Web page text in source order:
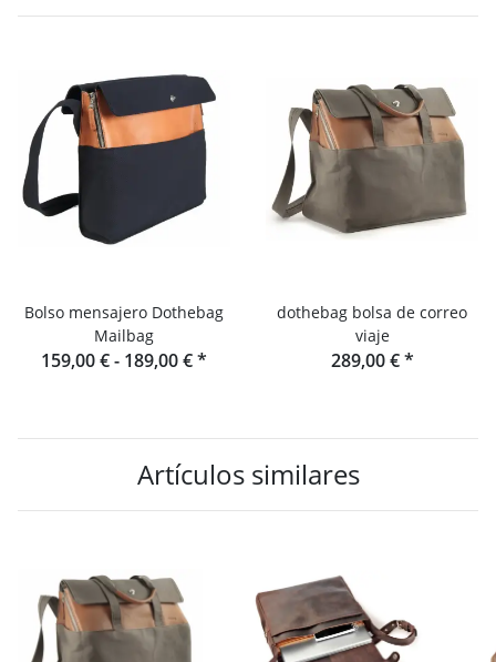
Bolso mensajero Dothebag
Mailbag
159,00 € - 189,00 €*
dothebag bolsa de correo
viaje
289,00 €*
Artículos similares